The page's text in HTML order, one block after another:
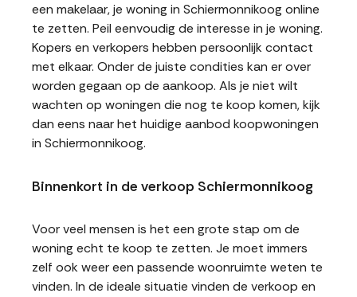
een makelaar, je woning in Schiermonnikoog online
te zetten. Peil eenvoudig de interesse in je woning.
Kopers en verkopers hebben persoonlijk contact
met elkaar. Onder de juiste condities kan er over
worden gegaan op de aankoop. Als je niet wilt
wachten op woningen die nog te koop komen, kijk
dan eens naar het huidige aanbod koopwoningen
in Schiermonnikoog.
Binnenkort in de verkoop Schiermonnikoog
Voor veel mensen is het een grote stap om de
woning echt te koop te zetten. Je moet immers
zelf ook weer een passende woonruimte weten te
vinden. In de ideale situatie vinden de verkoop en